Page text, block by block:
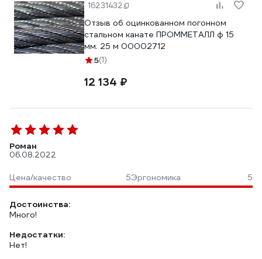
16231432
Отзыв об оцинкованном погонном
стальном канате ПРОММЕТАЛЛ ф 15
мм. 25 м 00002712
5(1)
12 134 ₽
Роман
06.08.2022
Цена/качество 5Эргономика 5
Достоинства:
Много!
Недостатки:
Нет!